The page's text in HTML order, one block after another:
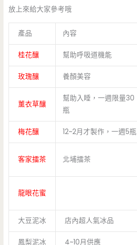
放上來給大家參考哦
產品 內容
桂花釀 幫助呼吸道機能
玫瑰釀 養顏美容
薰衣草釀
幫助入睡，一週限量30
瓶
梅花釀 12~2月才製作，一週5瓶
客家擂茶 北埔擂茶
龍眼花蜜
大豆泥冰 店內超人氣冰品
鳳梨泥冰 4~10月供應